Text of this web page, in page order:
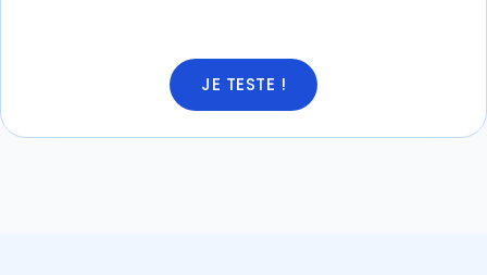
JE TESTE !